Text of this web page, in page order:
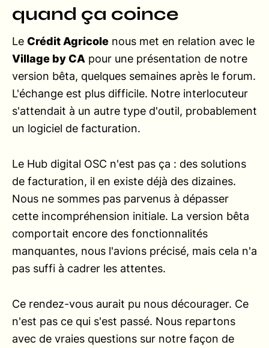
quand ça coince
Le Crédit Agricole nous met en relation avec le
Village by CA pour une présentation de notre
version bêta, quelques semaines après le forum.
L'échange est plus difficile. Notre interlocuteur
s'attendait à un autre type d'outil, probablement
un logiciel de facturation.
Le Hub digital OSC n'est pas ça : des solutions
de facturation, il en existe déjà des dizaines.
Nous ne sommes pas parvenus à dépasser
cette incompréhension initiale. La version bêta
comportait encore des fonctionnalités
manquantes, nous l'avions précisé, mais cela n'a
pas suffi à cadrer les attentes.
Ce rendez-vous aurait pu nous décourager. Ce
n'est pas ce qui s'est passé. Nous repartons
avec de vraies questions sur notre façon de